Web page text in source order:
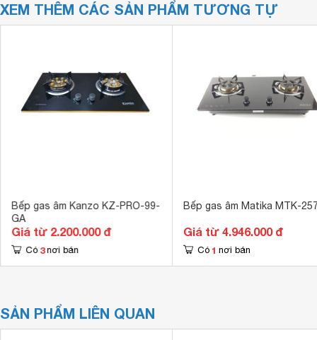
XEM THÊM CÁC SẢN PHẨM TƯƠNG TỰ
Bếp gas âm Kanzo KZ-PRO-99-
GA
Giá từ 2.200.000 đ
Có 3 nơi bán
Bếp gas âm Matika MTK-
Giá từ 4.946.000 đ
Có 1 nơi bán
SẢN PHẨM LIÊN QUAN